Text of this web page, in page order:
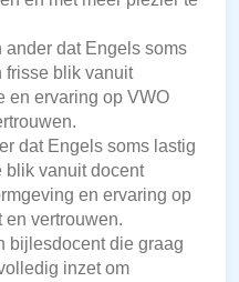
ander dat Engels soms
frisse blik vanuit
en ervaring op VWO
dat Engels soms lastig
blik vanuit docent
en ervaring op
en vertrouwen.
bijlesdocent die graag
inzet om